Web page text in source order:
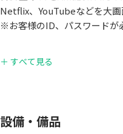
Netflix、YouTubeなどを大画
※お客様のID、パスワードが
・コンビニまで徒歩1分
＋ すべて見る
設備・備品